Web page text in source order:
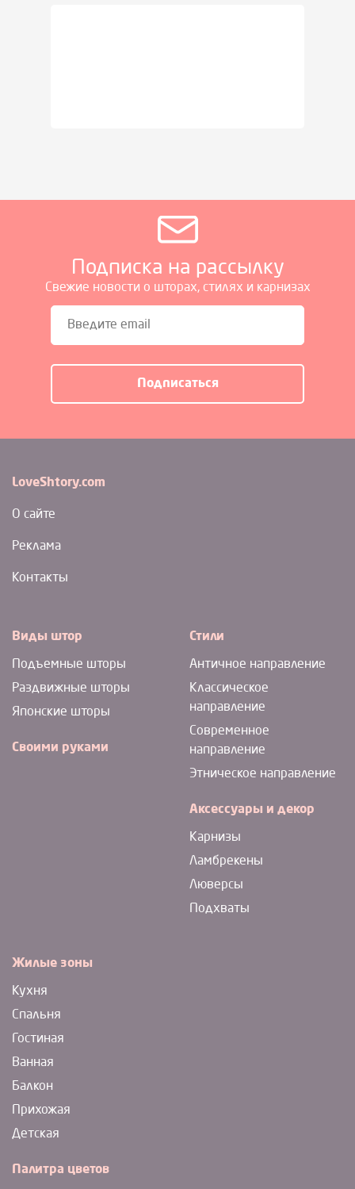
Подписка на рассылку
Свежие новости о шторах, стилях и карнизах
LoveShtory.com
О сайте
Реклама
Контакты
Виды штор
Подъемные шторы
Раздвижные шторы
Японские шторы
Своими руками
Стили
Античное направление
Классическое
направление
Современное
направление
Этническое направление
Аксессуары и декор
Карнизы
Ламбрекены
Люверсы
Подхваты
Жилые зоны
Кухня
Спальня
Гостиная
Ванная
Балкон
Прихожая
Детская
Палитра цветов